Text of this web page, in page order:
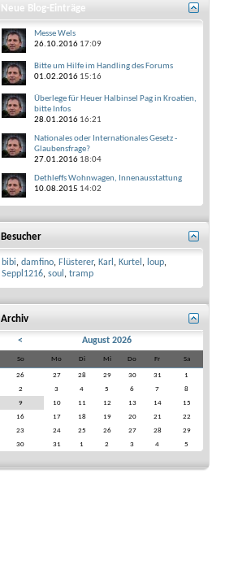
Neue Blog-Einträge
Messe Wels
26.10.2016 17:09
Bitte um Hilfe im Handling des Forums
01.02.2016 15:16
Überlege für Heuer Halbinsel Pag in Kroatien,
bitte Infos
28.01.2016 16:21
Nationales oder Internationales Gesetz -
Glaubensfrage?
27.01.2016 18:04
Dethleffs Wohnwagen, Innenausstattung
10.08.2015 14:02
Besucher
bibi, damfino, Flüsterer, Karl , Kurtel , loup,
Seppl1216, soul , tramp
Archiv
< August 2026
So Mo Di Mi Do Fr Sa
26 27 28 29 30 31
1
2
3 4 5 6 7
8
9
10 11 12 13 14
15
16
17 18 19 20 21
22
23
24 25 26 27 28
29
30
31 1 2 3 4 5